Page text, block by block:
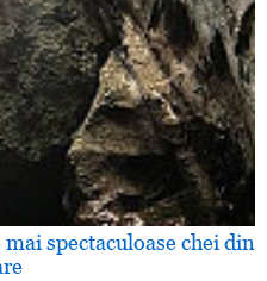
spectaculoase chei din